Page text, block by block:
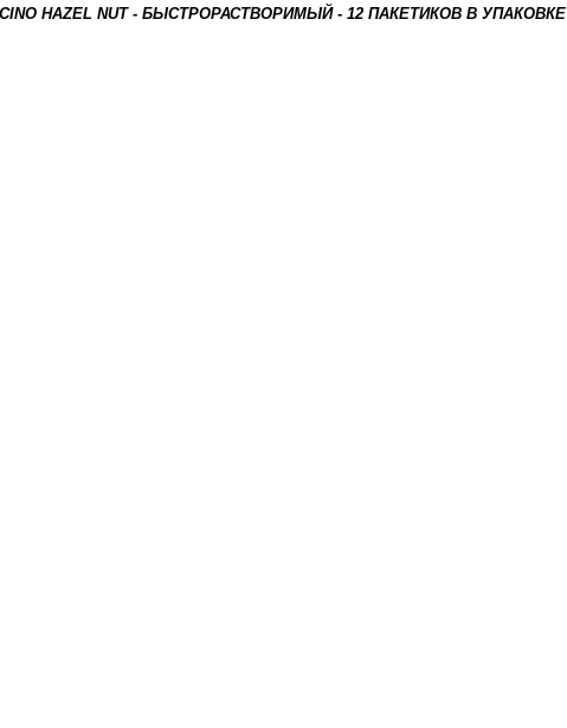
HAZEL NUT - БЫСТРОРАСТВОРИМЫЙ - 12 ПАКЕТИКОВ В